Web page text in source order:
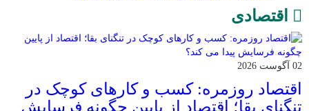
اقتصادی
02 آگوست 2026
اقتصاد روزمره: کسب‌ و کارهای کوچک در
تنگنای بقا؛ اقتصاد از پایین چگونه فرسایش